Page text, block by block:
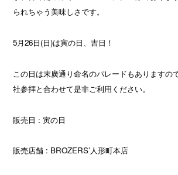
られちゃう美味しさです。
5月26日(日)は寅の日、吉日！
この日は末廣通り命名のパレードもありますの
社参拝と合わせて是非ご利用ください。
販売日 : 寅の日
販売店舗 : BROZERS’人形町本店